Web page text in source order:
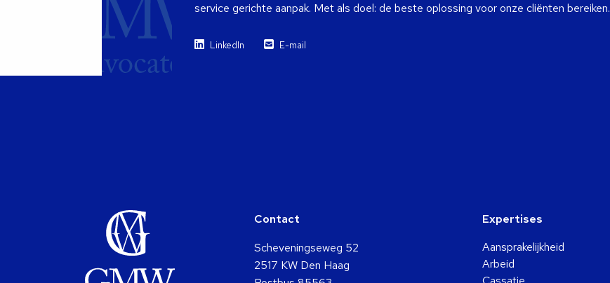
service gerichte aanpak. Met als doel: de beste oplossing voor onze cliënten bereiken.
LinkedIn E-mail
Contact
Scheveningseweg 52
2517 KW Den Haag
Expertises
Aansprakelijkheid
Arbeid